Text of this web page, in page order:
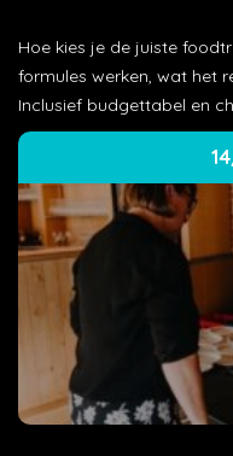
Hoe kies je de juiste
formules werken, wat het
Inclusief budgettabel en